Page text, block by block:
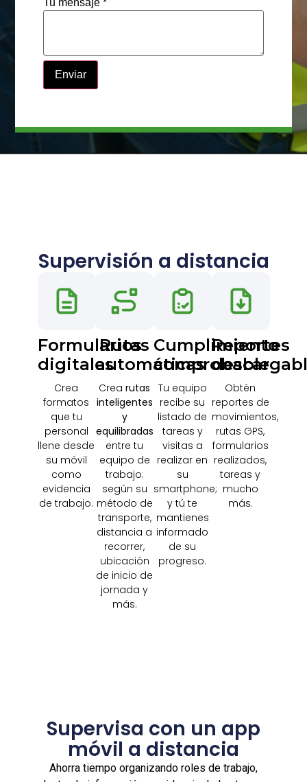
Enviar
Supervisión a distancia
Formularios
digitales
Crea
formatos
que tu
personal
llene desde
su móvil
como
evidencia
de trabajo.
Rutas
automáticas
Crearutas
inteligentes
y
equilibradas
entre tu
equipo de
trabajo:
según su
método de
transporte,
distancia a
recorrer,
ubicación
de inicio de
jornada y
más.
Cumplimiento
comprobable
Tu equipo
recibe su
listado de
tareas y
visitas a
realizar en
su
smartphone;
y tú te
mantienes
informado
de su
progreso.
Reportes
Obtén
reportes de
movimientos,
rutas GPS,
formularios
realizados,
tareas y
mucho
más.
Supervisa con un app
móvil a distancia
Ahorra tiempo organizando roles de trabajo,